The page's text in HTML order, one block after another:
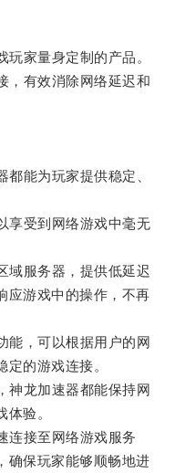
家量身定制的产品。
有效消除网络延迟和
能为玩家提供稳定、
受到网络游戏中毫无
服务器，提供低延迟
应游戏中的操作，不再
，可以根据用户的网
的游戏连接。
龙加速器都能保持网
验。
接至网络游戏服务
确保玩家能够顺畅地进